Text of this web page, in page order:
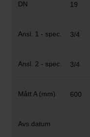
19
3/4
3/4
600